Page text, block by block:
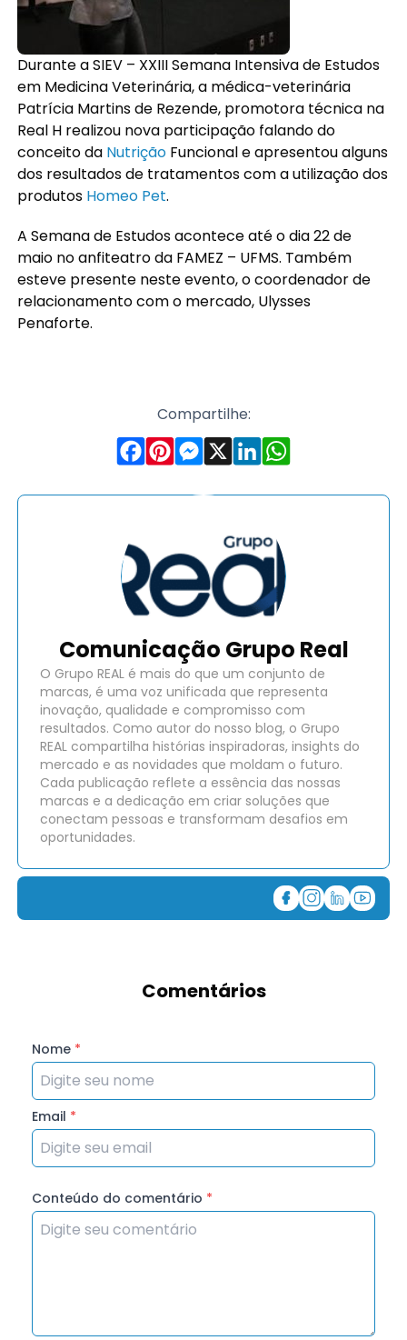
Durante a SIEV – XXIII Semana Intensiva de Estudos
em Medicina Veterinária, a médica-veterinária
Patrícia Martins de Rezende, promotora técnica na
Real H realizou nova participação falando do
conceito da Nutrição Funcional e apresentou alguns
dos resultados de tratamentos com a utilização dos
produtos Homeo Pet.
A Semana de Estudos acontece até o dia 22 de
maio no anfiteatro da FAMEZ – UFMS. Também
esteve presente neste evento, o coordenador de
relacionamento com o mercado, Ulysses
Penaforte.
Compartilhe:
Comunicação Grupo Real
O Grupo REAL é mais do que um conjunto de
marcas, é uma voz unificada que representa
inovação, qualidade e compromisso com
resultados. Como autor do nosso blog, o Grupo
REAL compartilha histórias inspiradoras, insights do
mercado e as novidades que moldam o futuro.
Cada publicação reflete a essência das nossas
marcas e a dedicação em criar soluções que
conectam pessoas e transformam desafios em
oportunidades.
Comentários
Nome *
Email *
Conteúdo do comentário *